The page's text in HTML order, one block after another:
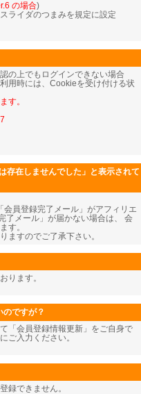
の場合)
ライダのつまみを規定に設定
の上でもログインできない場合
用時には、Cookieを受け付ける状
す。
存在しませんでした」と表示されて
員登録完了メール」がアフィリエ
了メール」が届かない場合は、 会
す。
ますのでご了承下さい。
ります。
ですが？
「会員登録情報更新」をご自身で
ご入力ください。
録できません。